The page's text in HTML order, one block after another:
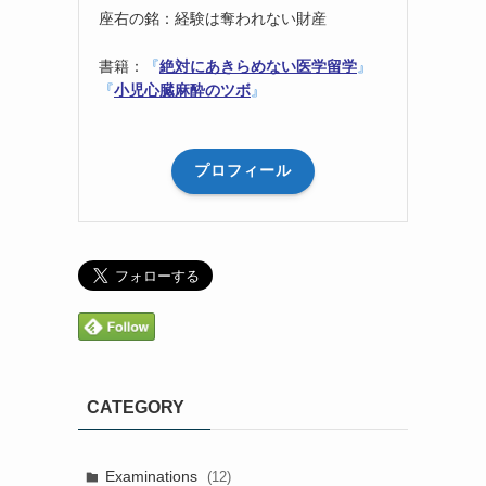
座右の銘：経験は奪われない財産
書籍： 『絶対にあきらめない医学留学』
『小児心臓麻酔のツボ』
プロフィール
CATEGORY
Examinations (12)